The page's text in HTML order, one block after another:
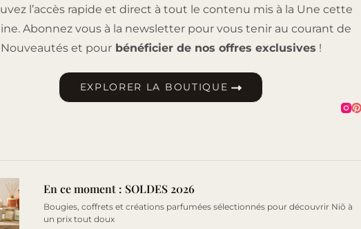
l’accès rapide et direct à tout le contenu mis à la Une cette
Abonnez vous à la newsletter pour vous tenir au courant de
Nouveautés et pourbénéficier de nos offres exclusives !
EXPLORER LA BOUTIQUE
En ce moment : SOLDES 2026
Bougies, coffrets et créations parfumées sélectionnés pour découvrir Niõ à
un prix tout doux